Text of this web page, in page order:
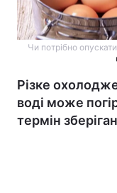
Чи потрібно
Різке
воді може
термін